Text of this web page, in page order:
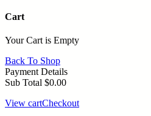
Cart
Your Cart is Empty
Back To Shop
Payment Details
Sub Total $0.00
View cartCheckout